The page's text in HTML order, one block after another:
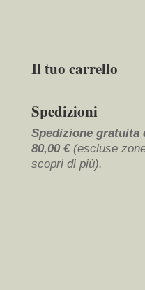
Il tuo carrello
Spedizioni
Spedizione gratuita
80,00 € (escluse
scopri di più).